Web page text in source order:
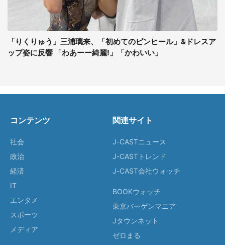
「りくりゅう」三浦璃来、「初めてのピンヒール」&ドレスア
ップ姿に反響 「わあーー綺麗!」「かわいい」
コンテンツ
社会
政治
経済
IT
エンタメ
スポーツ
メディア
関連サイト
J-CASTニュース
J-CASTトレンド
J-CAST会社ウォッチ
BOOKウォッチ
東京バーゲンマニア
Jタウンネット
ゼロまる